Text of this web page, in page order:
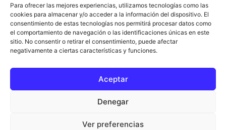
Para ofrecer las mejores experiencias, utilizamos tecnologías como las
cookies para almacenar y/o acceder a la información del dispositivo. El
consentimiento de estas tecnologías nos permitirá procesar datos como
el comportamiento de navegación o las identificaciones únicas en este
sitio. No consentir o retirar el consentimiento, puede afectar
negativamente a ciertas características y funciones.
Aceptar
Denegar
Ver preferencias
SÍGUENOS
Equipo de 103 Málaga
Aviso Legal